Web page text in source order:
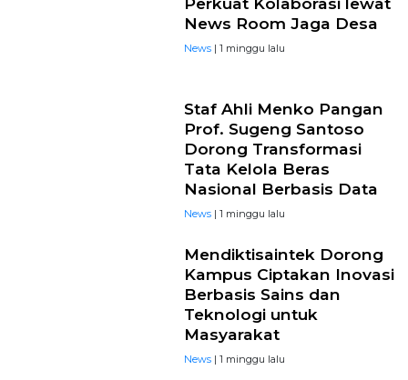
News Room Jaga Desa
News| 1 minggu lalu
Staf Ahli Menko Pangan
Prof. Sugeng Santoso
Dorong Transformasi
Tata Kelola Beras
Nasional Berbasis Data
News| 1 minggu lalu
Mendiktisaintek Dorong
Kampus Ciptakan Inovasi
Berbasis Sains dan
Teknologi untuk
Masyarakat
News| 1 minggu lalu